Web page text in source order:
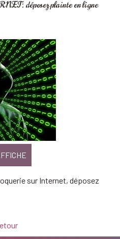
déposez plainte en ligne
sur Internet, déposez